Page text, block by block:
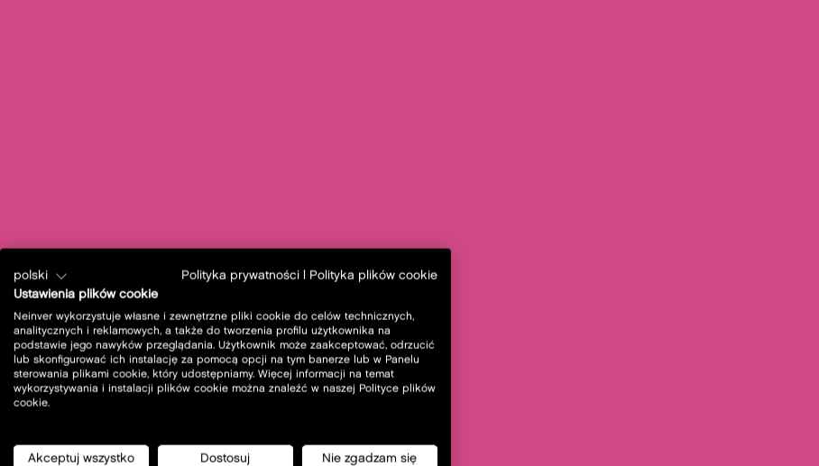
polski Polityka prywatności
Polityka plików cookie
Ustawienia plików cookie
Neinver wykorzystuje własne i zewnętrzne pliki cookie do celów technicznych,
analitycznych i reklamowych, a także do tworzenia profilu użytkownika na
podstawie jego nawyków przeglądania. Użytkownik może zaakceptować, odrzucić
lub skonfigurować ich instalację za pomocą opcji na tym banerze lub w Panelu
sterowania plikami cookie, który udostępniamy. Więcej informacji na temat
wykorzystywania i instalacji plików cookie można znaleźć w naszej Polityce plików
cookie.
Akceptuj wszystko Dostosuj Nie zgadzam się